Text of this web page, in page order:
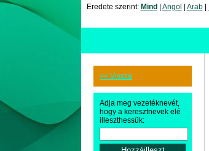
Eredete szerint: Mind Angol Arab|
<< Vissza
Adja meg vezetéknevét,
hogy a keresztnevek elé
illeszthessük: